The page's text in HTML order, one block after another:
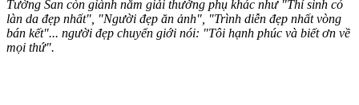
Tường San còn giành năm giải thưởng phụ khác như "Thí sinh có
làn da đẹp nhất", "Người đẹp ăn ảnh", "Trình diễn đẹp nhất vòng
bán kết"... người đẹp chuyển giới nói: "Tôi hạnh phúc và biết ơn về
mọi thứ".